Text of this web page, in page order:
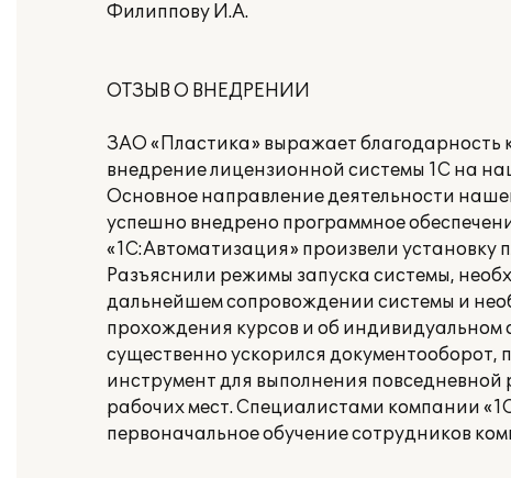
Филиппову И.А.
ОТЗЫВ О ВНЕДРЕНИИ
ЗАО «Пластика» выражает благодарность
внедрение лицензионной системы 1С на
Основное направление деятельности
успешно внедрено программное
«1С:Автоматизация» произвели
Разъяснили режимы запуска системы,
дальнейшем сопровождении системы и
прохождения курсов и об индивидуальном
существенно ускорился документооборот,
инструмент для выполнения
рабочих мест. Специалистами компании
первоначальное обучение сотрудников